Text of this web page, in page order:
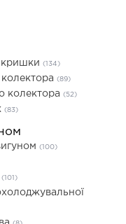
кришки (134)
(89)
колектора (52)
(83)
(100)
(101)